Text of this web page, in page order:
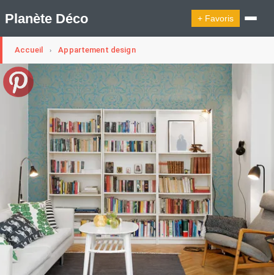
Planète Déco + Favoris
🛍︎ Shop Planète Déco ℹ︎ À propos
Appartement Design Cabanes
Decoration Noël
Design Suédois En Quelques Photos
Idées Déco En 10 Photos
La Semaine Décoration Et Design
Maison En Ville
Méli-Mélo Suédois
Publi Reportage
Tendance
Interieurs Scandinaves
La Décoration Selon Votre Signe Astrologique
Les Trouvailles Déco Du Jour
Loft
Maison Appartement Écologique
Maison Container/container House
Maison D'hôtes
Maison Et Appartement Vintage
On Décode La Déco
Accueil › Appartement design